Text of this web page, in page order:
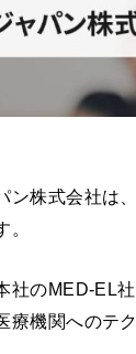
ン株式会社は
。
社のMED-EL
療機関へのテ